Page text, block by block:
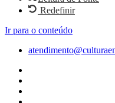
Redefinir
Ir para o conteúdo